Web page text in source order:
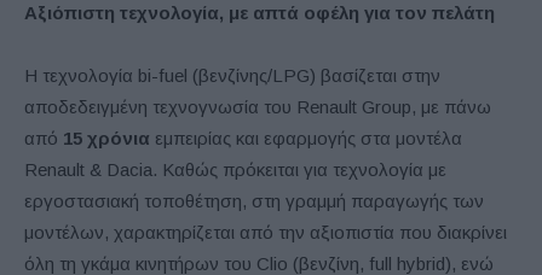
Αξιόπιστη τεχνολογία, με απτά οφέλη για τον πελάτη
Η τεχνολογία bi-fuel (βενζίνης/LPG) βασίζεται στην
αποδεδειγμένη τεχνογνωσία του Renault Group, με πάνω
από 15 χρόνια εμπειρίας και εφαρμογής στα μοντέλα
Renault & Dacia. Καθώς πρόκειται για τεχνολογία με
εργοστασιακή τοποθέτηση, στη γραμμή παραγωγής των
μοντέλων, χαρακτηρίζεται από την αξιοπιστία που διακρίνει
όλη τη γκάμα κινητήρων του Clio (βενζίνη, full hybrid), ενώ